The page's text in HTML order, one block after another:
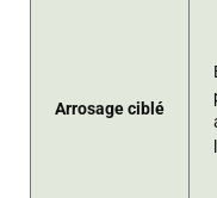
Arrosage ciblé